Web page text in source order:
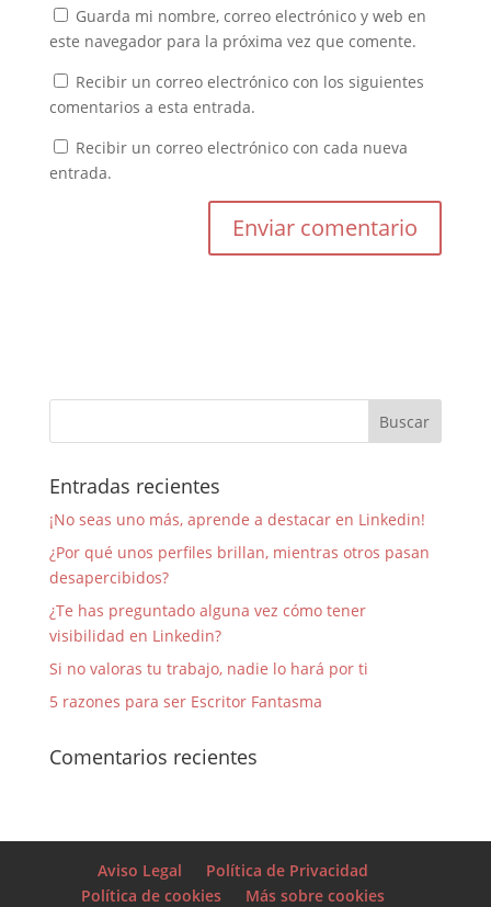
Guarda mi nombre, correo electrónico y web en
este navegador para la próxima vez que comente.
Recibir un correo electrónico con los siguientes
comentarios a esta entrada.
Recibir un correo electrónico con cada nueva
entrada.
Entradas recientes
¡No seas uno más, aprende a destacar en Linkedin!
¿Por qué unos perfiles brillan, mientras otros pasan
desapercibidos?
¿Te has preguntado alguna vez cómo tener
visibilidad en Linkedin?
Si no valoras tu trabajo, nadie lo hará por ti
5 razones para ser Escritor Fantasma
Comentarios recientes
Aviso Legal
Política de Privacidad
Política de cookies
Más sobre cookies